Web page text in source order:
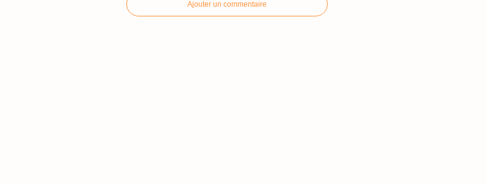
Ajouter un commentaire